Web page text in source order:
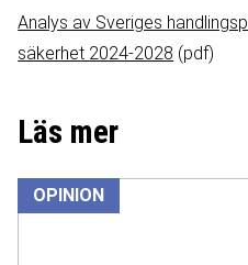
Analys av Sveriges
säkerhet 2024-2028 (pdf)
Läs mer
OPINION